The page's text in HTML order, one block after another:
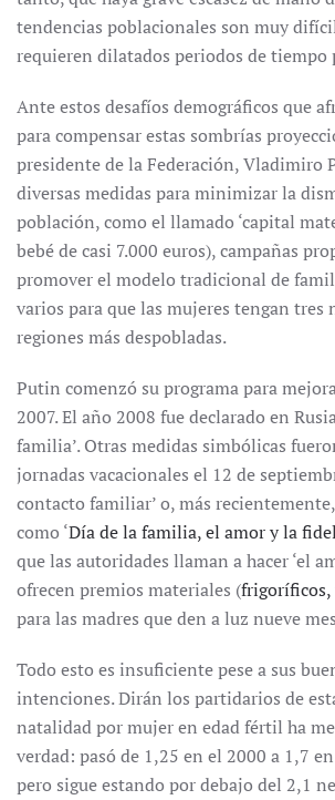
tendencias poblacionales son muy
requieren dilatados periodos de tiempo
Ante estos desafíos demográficos que
para compensar estas sombrías
presidente de la Federación, Vladimiro
diversas medidas para minimizar la
población, como el llamado ‘capital
bebé de casi 7.000 euros), campañas
promover el modelo tradicional de
varios para que las mujeres tengan tres
regiones más despobladas.
Putin comenzó su programa para
2007. El año 2008 fue declarado en
familia’. Otras medidas simbólicas
jornadas vacacionales el 12 de
contacto familiar’ o, más
como ‘Día de la familia, el amor y la
que las autoridades llaman a hacer ‘el
ofrecen premios materiales (
para las madres que den a luz nueve
Todo esto es insuficiente pese a sus
intenciones. Dirán los partidarios de
natalidad por mujer en edad fértil ha
verdad: pasó de 1,25 en el 2000 a 1,7
pero sigue estando por debajo del 2,1